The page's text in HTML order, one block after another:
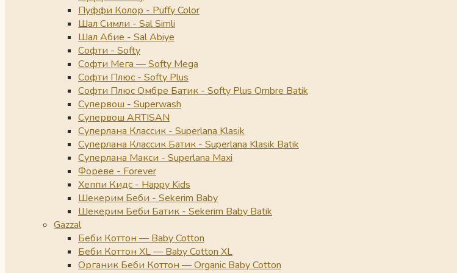
Пуффи Колор - Puffy Color
Шал Симли - Sal Simli
Шал Абие - Sal Abiye
Софти - Softy
Софти Мега — Softy Mega
Софти Плюс - Softy Plus
Софти Плюс Омбре Батик - Softy Plus Ombre Batik
Супервош - Superwash
Супервош ARTISAN
Суперлана Классик - Superlana Klasik
Суперлана Классик Батик - Superlana Klasik Batik
Суперлана Макси - Superlana Maxi
Фореве - Forever
Хеппи Кидс - Happy Kids
Шекерим Беби - Sekerim Baby
Шекерим Беби Батик - Sekerim Baby Batik
Gazzal
Беби Коттон — Baby Cotton
Беби Коттон XL — Baby Cotton XL
Органик Беби Коттон — Organic Baby Cotton